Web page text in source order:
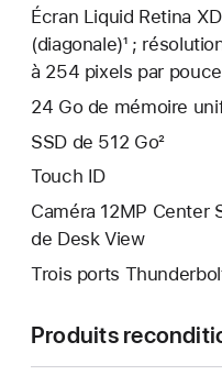
Écran Liquid Retina
(diagonale)¹ ;
à 254 pixels par pouce
24 Go de mémoire
SSD de 512 Go²
Touch ID
Caméra 12MP Center
de Desk View
Trois ports
Produits